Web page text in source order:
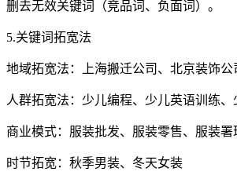
删去无效关键词（竞品词、负面词）。
5.关键词拓宽法
地域拓宽法：上海搬迁公司、北京装饰公
人群拓宽法：少儿编程、少儿英语训练
商业模式：服装批发、服装零售、服装署
时节拓宽：秋季男装、冬天女装